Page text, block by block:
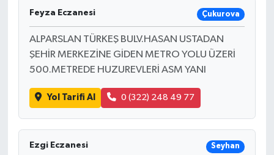
Feyza Eczanesi Çukurova
ALPARSLAN TÜRKEŞ BULV.HASAN USTADAN
ŞEHİR MERKEZİNE GİDEN METRO YOLU ÜZERİ
500.METREDE HUZUREVLERİ ASM YANI
Yol Tarifi Al 0 (322) 248 49 77
Ezgi Eczanesi Seyhan